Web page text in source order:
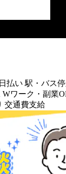
払い 駅・バス
Wワーク・副業
交通費支給